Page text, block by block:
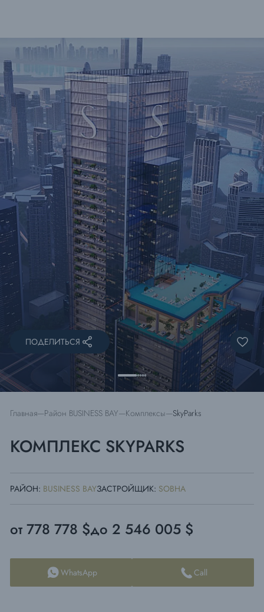
Главная Район BUSINESS BAY Комплексы SkyParks
ПОДЕЛИТЬСЯ
КОМПЛЕКС SKYPARKS
РАЙОН: BUSINESS BAYЗАСТРОЙЩИК: SOBHA
от 778 778 $до 2 546 005 $
WhatsApp Call